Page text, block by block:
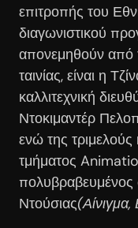
επιτροπής του
διαγωνιστικού
απονεμηθούν από
ταινίας, είναι η
καλλιτεχνική
Ντοκιμαντέρ
ενώ της τριμελούς
τμήματος
Ντούσιας(Αίνιγμα,